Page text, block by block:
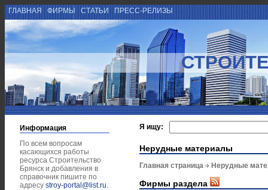
ГЛАВНАЯ ФИРМЫ СТАТЬИ ПРЕСС-РЕЛИЗЫ
Информация
По всем вопросам
касающихся работы
ресурса Строительство
Брянск и добавления в
справочник пишите по
адресу stroy-portal@list.ru.
Я ищу:
Нерудные материалы
Главная страница Нерудные
Фирмы раздела